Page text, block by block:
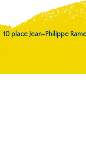
10 place Jean-Philippe